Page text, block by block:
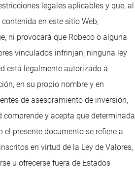
legales aplicables y que, al
en este sitio Web,
ni provocará que Robeco o alguna
vinculados infrinjan, ninguna ley
está legalmente autorizado a
en su propio nombre y en
de asesoramiento de inversión,
comprende y acepta que determinada
presente documento se refiere a
en virtud de la Ley de Valores,
u ofrecerse fuera de Estados